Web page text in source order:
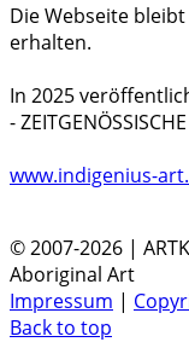
Die Webseite
erhalten.
In 2025
-
www.indigenius-
© 2007-2026 |
Aboriginal Art
Impressum |
Back to top